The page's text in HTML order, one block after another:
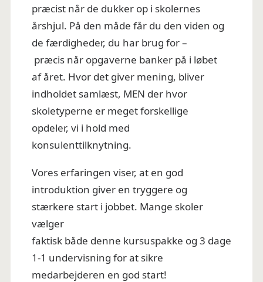
præcist når de dukker op i skolernes
årshjul. På den måde får du den viden og
de færdigheder, du har brug for –
præcis når opgaverne banker på i løbet
af året. Hvor det giver mening, bliver
indholdet samlæst, MEN der hvor
skoletyperne er meget forskellige
opdeler, vi i hold med
konsulenttilknytning.
Vores erfaringen viser, at en god
introduktion giver en tryggere og
stærkere start i jobbet. Mange skoler
vælger
faktisk både denne kursuspakke og 3 dage
1-1 undervisning for at sikre
medarbejderen en god start!